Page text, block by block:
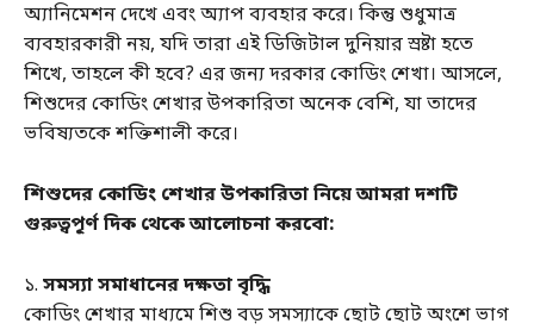
অ্যানিমেশন দেখে এবং অ্যাপ ব্যবহার করে। কিন্তু শুধুমাত্র
ব্যবহারকারী নয়, যদি তারা এই ডিজিটাল দুনিয়ার স্রষ্টা হতে
শিখে, তাহলে কী হবে? এর জন্য দরকার কোডিং শেখা। আসলে,
শিশুদের কোডিং শেখার উপকারিতা অনেক বেশি, যা তাদের
ভবিষ্যতকে শক্তিশালী করে।
শিশুদের কোডিং শেখার উপকারিতা নিয়ে আমরা দশটি
গুরুত্বপূর্ণ দিক থেকে আলোচনা করবো:
১. সমস্যা সমাধানের দক্ষতা বৃদ্ধি
কোডিং শেখার মাধ্যমে শিশু বড় সমস্যাকে ছোট ছোট অংশে ভাগ